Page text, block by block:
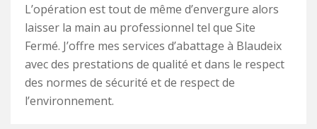
L’opération est tout de même d’envergure alors
laisser la main au professionnel tel que Site
Fermé. J’offre mes services d’abattage à Blaudeix
avec des prestations de qualité et dans le respect
des normes de sécurité et de respect de
l’environnement.